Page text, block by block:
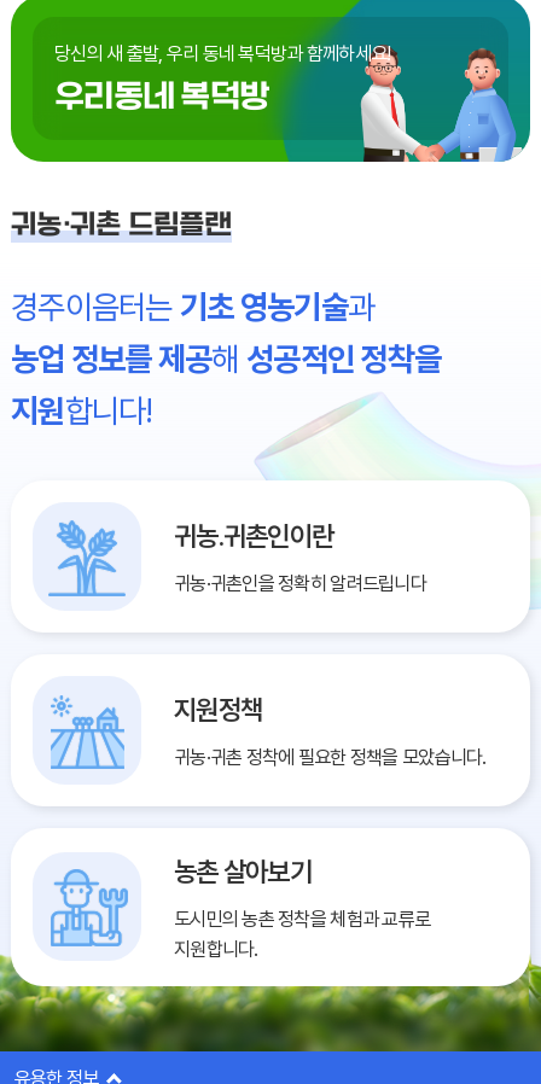
우리동네 복덕방
당신의 새 출발, 우리 동네 복덕방과 함께하세요!
귀농·귀촌 드림플랜
경주이음터는 기초 영농기술과
농업 정보를 제공해 성공적인 정착을
지원합니다!
귀농.귀촌인이란
귀농·귀촌인을 정확히 알려드립니다
지원정책
귀농·귀촌 정착에 필요한 정책을 모았습니다.
농촌 살아보기
도시민의 농촌 정착을 체험과 교류로
지원합니다.
유용한 정보